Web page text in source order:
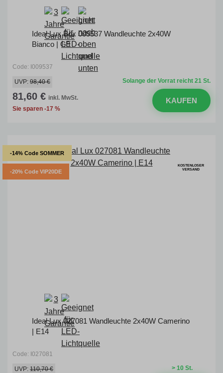
Ideal Lux Box 009537 Wandleuchte 2x40W
Bianco | G9
Code: I009537
Solange der Vorrat reicht 21 St.
UVP: 98,40 €
81,60 € inkl. MwSt.
Sie sparen -17 %
KAUFEN
-14% Code SOMMER
-20% Code VIP20DE
KOSTENLOSER
VERSAND
Ideal Lux 027081 Wandleuchte 2x40W Camerino
| E14
Code: I027081
> 10 St.
UVP: 110,70 €